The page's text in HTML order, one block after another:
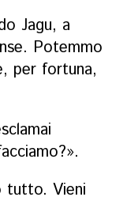
Jagu, a
Potemmo
per fortuna,
tutto. Vieni